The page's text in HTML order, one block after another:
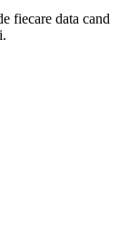
fiecare data cand